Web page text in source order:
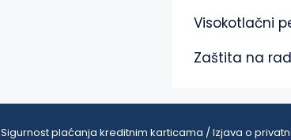
Visokotlačni
Zaštita na
Sigurnost plaćanja kreditnim karticama / Izjava o